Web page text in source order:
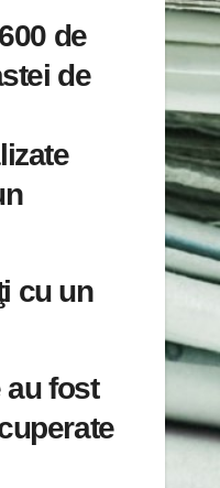
de
de
cu un
au fost